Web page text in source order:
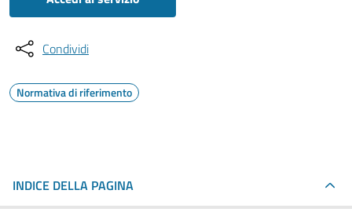
Condividi
Normativa di riferimento
INDICE DELLA PAGINA